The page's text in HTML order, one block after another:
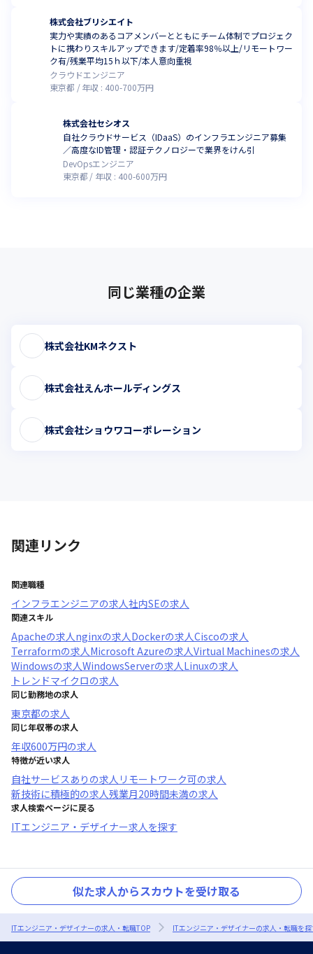
株式会社ブリシエイト
実⼒や実績のあるコアメンバーとともにチーム体制でプロジェク
トに携わりスキルアップできます/定着率98％以上/リモートワー
ク有/残業平均15ｈ以下/本人意向重視
クラウドエンジニア
東京都
年収 : 400-700万円
株式会社セシオス
自社クラウドサービス（IDaaS）のインフラエンジニア募集
／高度なID管理・認証テクノロジーで業界をけん引
DevOpsエンジニア
東京都
年収 : 400-600万円
同じ業種の企業
株式会社KMネクスト
株式会社えんホールディングス
株式会社ショウワコーポレーション
関連リンク
関連職種
インフラエンジニアの求人社内SEの求人
関連スキル
Apacheの求人nginxの求人Dockerの求人Ciscoの求人
Terraformの求人Microsoft Azureの求人Virtual Machinesの求人
Windowsの求人WindowsServerの求人Linuxの求人
トレンドマイクロの求人
同じ勤務地の求人
東京都の求人
同じ年収帯の求人
年収600万円の求人
特徴が近い求人
自社サービスあり の求人 リモートワーク可の求人
新技術に積極的の求人残業月20時間未満の求人
求人検索ページに戻る
ITエンジニア・デザイナー求人を探す
似た求人からスカウトを受け取る
ITエンジニア・デザイナーの求人・転職TOP ITエンジニア・デザイナーの求人・転職を